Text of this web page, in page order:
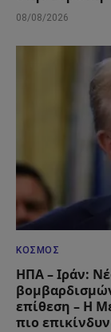
08/08/2026
ΚΌΣΜΟΣ
ΗΠΑ – Ιράν:
επίθεση – Η
πιο